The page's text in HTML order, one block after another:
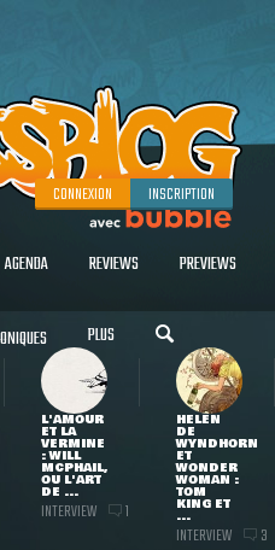
CONNEXION INSCRIPTION
AGENDA REVIEWS PREVIEWS
PLUS
L'AMOUR
ET LA
VERMINE
: WILL
MCPHAIL,
OU L'ART
DE ...
INTERVIEW 1
HELEN
DE
WYNDHORN
ET
WONDER
WOMAN :
TOM
KING ET
...
INTERVIEW 3